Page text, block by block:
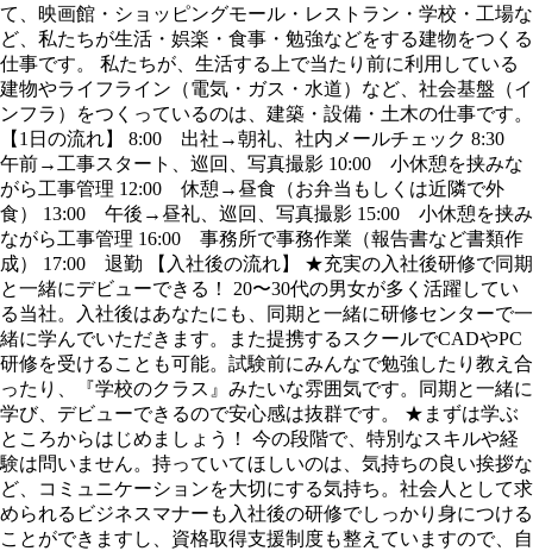
て、映画館・ショッピングモール・レストラン・学校・工場な
ど、私たちが生活・娯楽・食事・勉強などをする建物をつくる
仕事です。 私たちが、生活する上で当たり前に利用している
建物やライフライン（電気・ガス・水道）など、社会基盤（イ
ンフラ）をつくっているのは、建築・設備・土木の仕事です。
【1日の流れ】 8:00 出社→朝礼、社内メールチェック 8:30
午前→工事スタート、巡回、写真撮影 10:00 小休憩を挟みな
がら工事管理 12:00 休憩→昼食（お弁当もしくは近隣で外
食） 13:00 午後→昼礼、巡回、写真撮影 15:00 小休憩を挟み
ながら工事管理 16:00 事務所で事務作業（報告書など書類作
成） 17:00 退勤 【入社後の流れ】 ★充実の入社後研修で同期
と一緒にデビューできる！ 20〜30代の男女が多く活躍してい
る当社。入社後はあなたにも、同期と一緒に研修センターで一
緒に学んでいただきます。また提携するスクールでCADやPC
研修を受けることも可能。試験前にみんなで勉強したり教え合
ったり、『学校のクラス』みたいな雰囲気です。同期と一緒に
学び、デビューできるので安心感は抜群です。 ★まずは学ぶ
ところからはじめましょう！ 今の段階で、特別なスキルや経
験は問いません。持っていてほしいのは、気持ちの良い挨拶な
ど、コミュニケーションを大切にする気持ち。社会人として求
められるビジネスマナーも入社後の研修でしっかり身につける
ことができますし、資格取得支援制度も整えていますので、自